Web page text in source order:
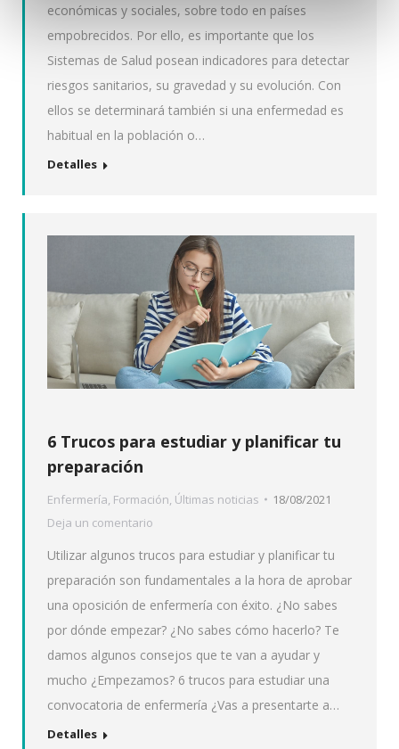
económicas y sociales, sobre todo en países
empobrecidos. Por ello, es importante que los
Sistemas de Salud posean indicadores para detectar
riesgos sanitarios, su gravedad y su evolución. Con
ellos se determinará también si una enfermedad es
habitual en la población o…
Detalles
6 Trucos para estudiar y planificar tu
preparación
Enfermería, Formación, Últimas noticias
18/08/2021
Deja un comentario
Utilizar algunos trucos para estudiar y planificar tu
preparación son fundamentales a la hora de aprobar
una oposición de enfermería con éxito. ¿No sabes
por dónde empezar? ¿No sabes cómo hacerlo? Te
damos algunos consejos que te van a ayudar y
mucho ¿Empezamos? 6 trucos para estudiar una
convocatoria de enfermería ¿Vas a presentarte a…
Detalles